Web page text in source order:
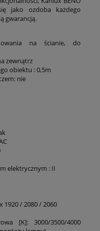
jako ozdoba każdego
gwarancją.
na ścianie, do
zewnątrz
obiektu : 0,5m
nie
elektrycznym : II
/ 2080 / 2060
[K]: 3000/3500/4000